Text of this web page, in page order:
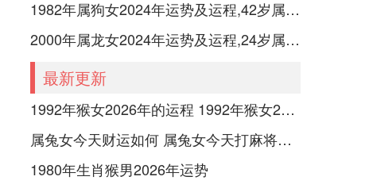
1982年属狗女2024年运势及运程,42岁属狗人2024全年每月运势女性如何
2000年属龙女2024年运势及运程,24岁属龙人2024全年每月运势女性如何
最新更新
1992年猴女2026年的运程 1992年猴女2026年运势完整版
属兔女今天财运如何 属兔女今天打麻将财运
1980年生肖猴男2026年运势